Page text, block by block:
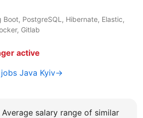
Boot, PostgreSQL, Hibernate, Elastic,
Gitlab
active
jobs Java Kyiv→
Average salary range of similar